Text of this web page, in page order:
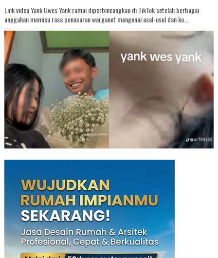
Link video Yank Uwes Yank ramai diperbincangkan di TikTok setelah berbagai
unggahan memicu rasa penasaran warganet mengenai asal-usul dan ko...